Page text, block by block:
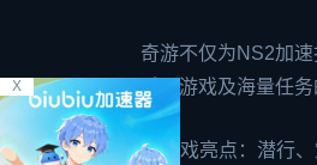
X
奇游不仅为NS2加
手》游戏及海量任
1. 游戏亮点：潜行